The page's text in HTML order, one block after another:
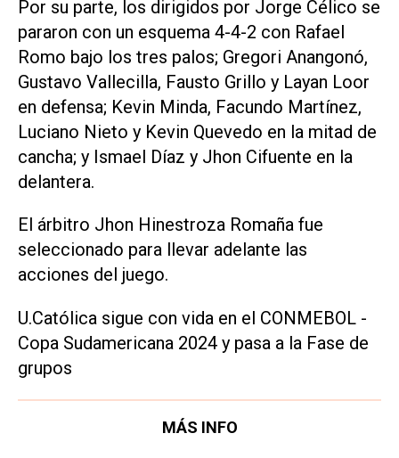
Por su parte, los dirigidos por Jorge Célico se
pararon con un esquema 4-4-2 con Rafael
Romo bajo los tres palos; Gregori Anangonó,
Gustavo Vallecilla, Fausto Grillo y Layan Loor
en defensa; Kevin Minda, Facundo Martínez,
Luciano Nieto y Kevin Quevedo en la mitad de
cancha; y Ismael Díaz y Jhon Cifuente en la
delantera.
El árbitro Jhon Hinestroza Romaña fue
seleccionado para llevar adelante las
acciones del juego.
U.Católica sigue con vida en el CONMEBOL -
Copa Sudamericana 2024 y pasa a la Fase de
grupos
MÁS INFO